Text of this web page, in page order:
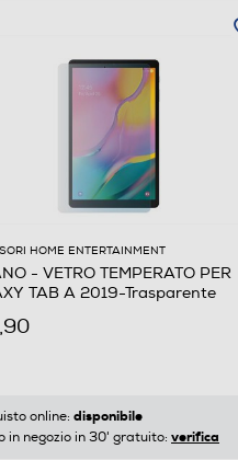
HOME ENTERTAINMENT
- VETRO TEMPERATO PER
TAB A 2019-Trasparente
online: disponibile
in negozio in 30' gratuito: verifica